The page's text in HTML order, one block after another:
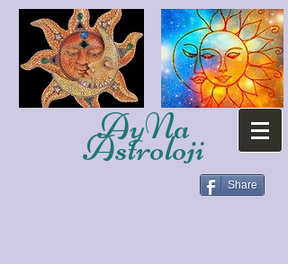
AyNa
Astroloji
Share